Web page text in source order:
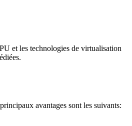
et les technologies de virtualisation
avantages sont les suivants: